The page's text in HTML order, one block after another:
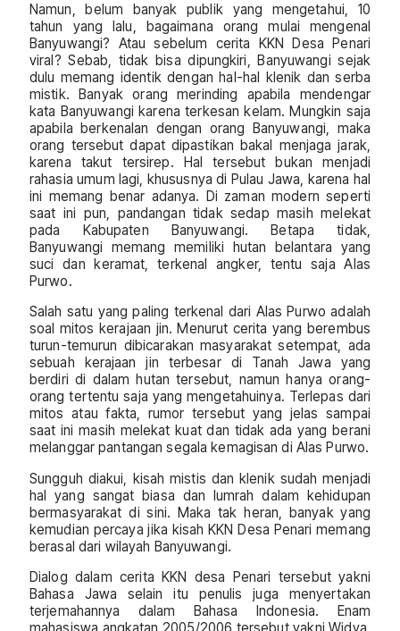
Namun, belum banyak publik yang mengetahui, 10
tahun yang lalu, bagaimana orang mulai mengenal
Banyuwangi? Atau sebelum cerita KKN Desa Penari
viral? Sebab, tidak bisa dipungkiri, Banyuwangi sejak
dulu memang identik dengan hal-hal klenik dan serba
mistik. Banyak orang merinding apabila mendengar
kata Banyuwangi karena terkesan kelam. Mungkin saja
apabila berkenalan dengan orang Banyuwangi, maka
orang tersebut dapat dipastikan bakal menjaga jarak,
karena takut tersirep. Hal tersebut bukan menjadi
rahasia umum lagi, khususnya di Pulau Jawa, karena hal
ini memang benar adanya. Di zaman modern seperti
saat ini pun, pandangan tidak sedap masih melekat
pada Kabupaten Banyuwangi. Betapa tidak,
Banyuwangi memang memiliki hutan belantara yang
suci dan keramat, terkenal angker, tentu saja Alas
Purwo.
Salah satu yang paling terkenal dari Alas Purwo adalah
soal mitos kerajaan jin. Menurut cerita yang berembus
turun-temurun dibicarakan masyarakat setempat, ada
sebuah kerajaan jin terbesar di Tanah Jawa yang
berdiri di dalam hutan tersebut, namun hanya orang-
orang tertentu saja yang mengetahuinya. Terlepas dari
mitos atau fakta, rumor tersebut yang jelas sampai
saat ini masih melekat kuat dan tidak ada yang berani
melanggar pantangan segala kemagisan di Alas Purwo.
Sungguh diakui, kisah mistis dan klenik sudah menjadi
hal yang sangat biasa dan lumrah dalam kehidupan
bermasyarakat di sini. Maka tak heran, banyak yang
kemudian percaya jika kisah KKN Desa Penari memang
berasal dari wilayah Banyuwangi.
Dialog dalam cerita KKN desa Penari tersebut yakni
Bahasa Jawa selain itu penulis juga menyertakan
terjemahannya dalam Bahasa Indonesia. Enam